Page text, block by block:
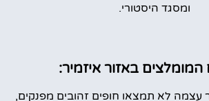
ומסגד היסטורי.
המומלצים באזור איזמיר:
עצמה לא תמצאו חופים זהובים מפנקים,